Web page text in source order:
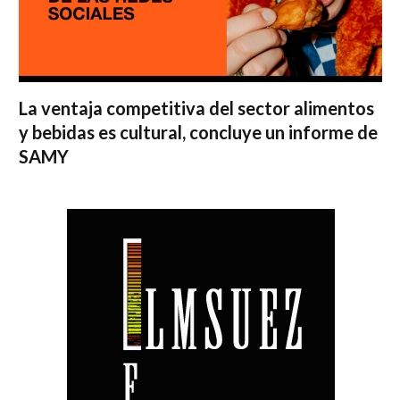
La ventaja competitiva del sector alimentos
y bebidas es cultural, concluye un informe de
SAMY